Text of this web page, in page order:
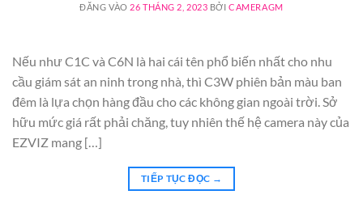
ĐĂNG VÀO 26 THÁNG 2, 2023 BỞICAMERAGM
Nếu như C1C và C6N là hai cái tên phổ biến nhất cho nhu
cầu giám sát an ninh trong nhà, thì C3W phiên bản màu ban
đêm là lựa chọn hàng đầu cho các không gian ngoài trời. Sở
hữu mức giá rất phải chăng, tuy nhiên thế hệ camera này của
EZVIZ mang […]
TIẾP TỤC ĐỌC →